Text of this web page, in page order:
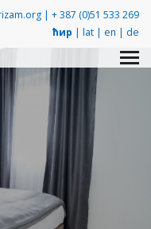
| + 387 (0)51 533 269
ћир | lat | en | de